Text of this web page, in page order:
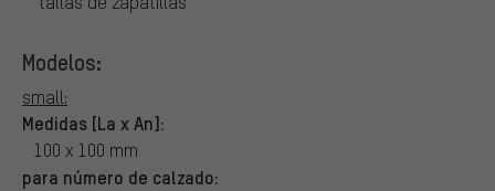
Modelos:
small:
Medidas [La x An]:
100 x 100 mm
para número de calzado: